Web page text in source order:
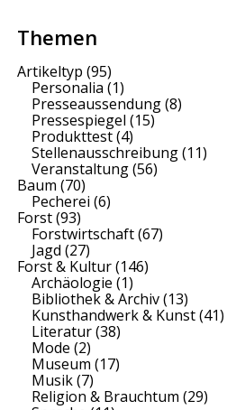
Themen
Artikeltyp (95)
Personalia (1)
Presseaussendung(8)
Pressespiegel (15)
Produkttest(4)
Stellenausschreibung(11)
Veranstaltung(56)
Baum (70)
Pecherei (6)
Forst(93)
Forstwirtschaft(67)
Jagd (27)
Forst & Kultur(146)
Archäologie (1)
Bibliothek & Archiv(13)
Kunsthandwerk & Kunst(41)
Literatur(38)
Mode (2)
Museum (17)
Musik(7)
Religion & Brauchtum (29)